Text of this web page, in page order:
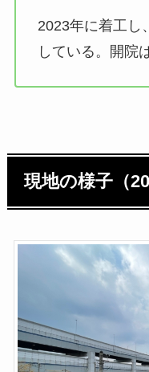
2023年に着工し
している。開院
現地の様子（